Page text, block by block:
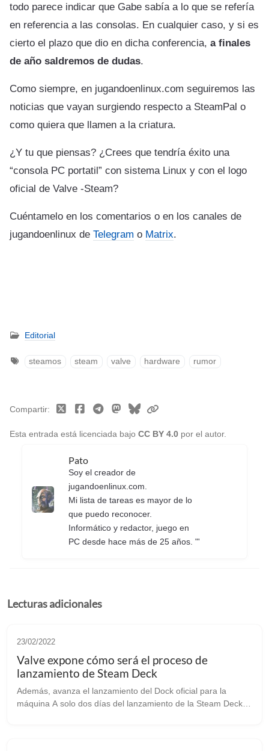
todo parece indicar que Gabe sabía a lo que se refería
en referencia a las consolas. En cualquier caso, y si es
cierto el plazo que dio en dicha conferencia, a finales
de año saldremos de dudas.
Como siempre, en jugandoenlinux.com seguiremos las
noticias que vayan surgiendo respecto a SteamPal o
como quiera que llamen a la criatura.
¿Y tu que piensas? ¿Crees que tendría éxito una
“consola PC portatil” con sistema Linux y con el logo
oficial de Valve -Steam?
Cuéntamelo en los comentarios o en los canales de
jugandoenlinux de Telegram o Matrix.
Editorial
steamos steam valve hardware rumor
Esta entrada está licenciada bajo CC BY 4.0 por el autor.
Compartir
Pato
Soy el creador de
jugandoenlinux.com.
Mi lista de tareas es mayor de lo
que puedo reconocer.
Informático y redactor, juego en
PC desde hace más de 25 años. "'
Lecturas adicionales
23/02/2022
Valve expone cómo será el proceso de
lanzamiento de Steam Deck
Además, avanza el lanzamiento del Dock oficial para la
máquina A solo dos días del lanzamiento de la Steam Deck